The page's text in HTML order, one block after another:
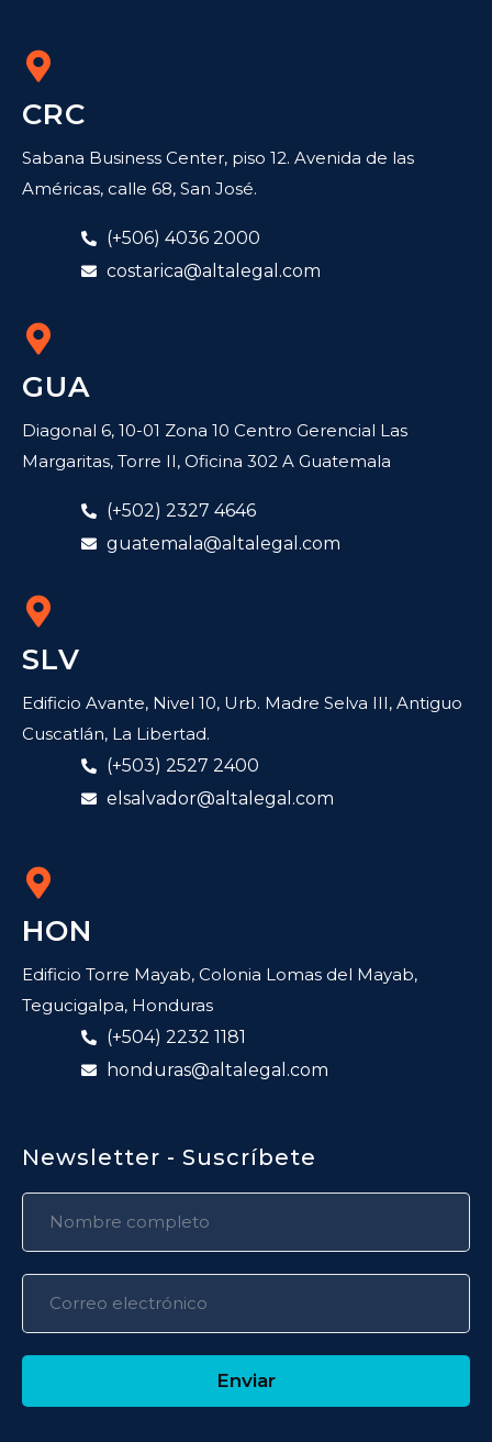
CRC
Sabana Business Center, piso 12. Avenida de las
Américas, calle 68, San José.
(+506) 4036 2000
costarica@altalegal.com
GUA
Diagonal 6, 10-01 Zona 10 Centro Gerencial Las
Margaritas, Torre II, Oficina 302 A Guatemala
(+502) 2327 4646
guatemala@altalegal.com
SLV
Edificio Avante, Nivel 10, Urb. Madre Selva III, Antiguo
Cuscatlán, La Libertad.
(+503) 2527 2400
elsalvador@altalegal.com
HON
Edificio Torre Mayab, Colonia Lomas del Mayab,
Tegucigalpa, Honduras
(+504) 2232 1181
honduras@altalegal.com
Newsletter - Suscríbete
Enviar